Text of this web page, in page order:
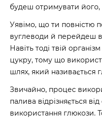
будеш отримувати його,
Уявімо, що ти повністю
вуглеводи й перейдеш
Навіть тоді твій
цукру, тому що
шлях, який називається
Звичайно, процес
палива відрізняється
використання глюкози.